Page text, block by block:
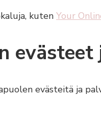
kuten Your
evästeitä ja